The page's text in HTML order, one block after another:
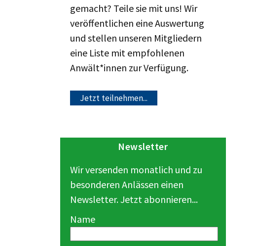
gemacht? Teile sie mit uns! Wir
veröffentlichen eine Auswertung
und stellen unseren Mitgliedern
eine Liste mit empfohlenen
Anwält*innen zur Verfügung.
Jetzt teilnehmen...
Newsletter
Wir versenden monatlich und zu
besonderen Anlässen einen
Newsletter. Jetzt abonnieren...
Name